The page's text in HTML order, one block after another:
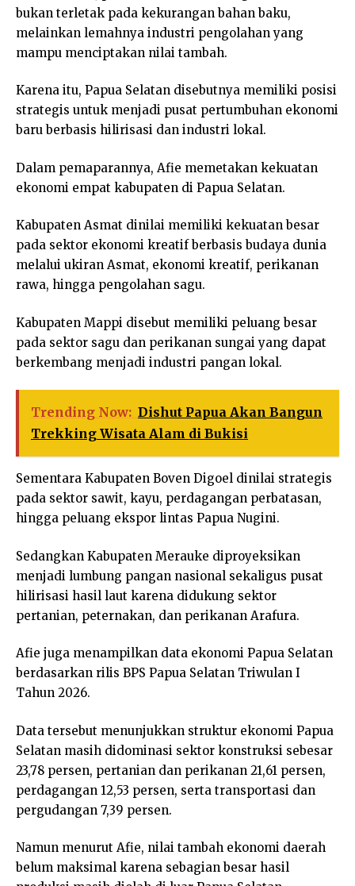
bukan terletak pada kekurangan bahan baku,
melainkan lemahnya industri pengolahan yang
mampu menciptakan nilai tambah.
Karena itu, Papua Selatan disebutnya memiliki posisi
strategis untuk menjadi pusat pertumbuhan ekonomi
baru berbasis hilirisasi dan industri lokal.
Dalam pemaparannya, Afie memetakan kekuatan
ekonomi empat kabupaten di Papua Selatan.
Kabupaten Asmat dinilai memiliki kekuatan besar
pada sektor ekonomi kreatif berbasis budaya dunia
melalui ukiran Asmat, ekonomi kreatif, perikanan
rawa, hingga pengolahan sagu.
Kabupaten Mappi disebut memiliki peluang besar
pada sektor sagu dan perikanan sungai yang dapat
berkembang menjadi industri pangan lokal.
Trending Now: Dishut Papua Akan Bangun
Trekking Wisata Alam di Bukisi
Sementara Kabupaten Boven Digoel dinilai strategis
pada sektor sawit, kayu, perdagangan perbatasan,
hingga peluang ekspor lintas Papua Nugini.
Sedangkan Kabupaten Merauke diproyeksikan
menjadi lumbung pangan nasional sekaligus pusat
hilirisasi hasil laut karena didukung sektor
pertanian, peternakan, dan perikanan Arafura.
Afie juga menampilkan data ekonomi Papua Selatan
berdasarkan rilis BPS Papua Selatan Triwulan I
Tahun 2026.
Data tersebut menunjukkan struktur ekonomi Papua
Selatan masih didominasi sektor konstruksi sebesar
23,78 persen, pertanian dan perikanan 21,61 persen,
perdagangan 12,53 persen, serta transportasi dan
pergudangan 7,39 persen.
Namun menurut Afie, nilai tambah ekonomi daerah
belum maksimal karena sebagian besar hasil